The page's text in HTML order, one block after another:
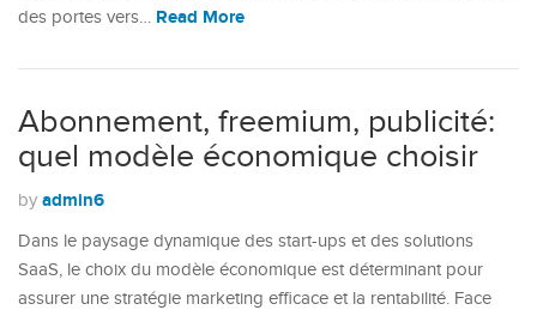
des portes vers… Read More
Abonnement, freemium, publicité:
quel modèle économique choisir
by admin6
Dans le paysage dynamique des start-ups et des solutions
SaaS, le choix du modèle économique est déterminant pour
assurer une stratégie marketing efficace et la rentabilité. Face